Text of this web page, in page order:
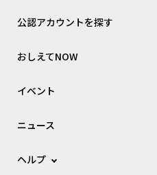
公認アカウントを探す
おしえてNOW
イベント
ニュース
ヘルプ